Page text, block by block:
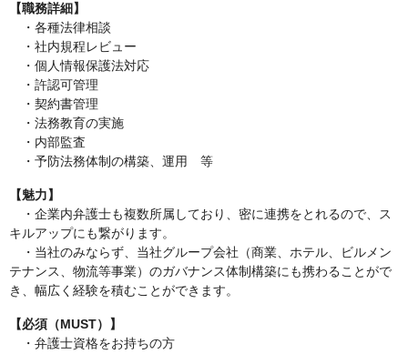
【職務詳細】
・各種法律相談
・社内規程レビュー
・個人情報保護法対応
・許認可管理
・契約書管理
・法務教育の実施
・内部監査
・予防法務体制の構築、運用 等
【魅力】
・企業内弁護士も複数所属しており、密に連携をとれるので、ス
キルアップにも繋がります。
・当社のみならず、当社グループ会社（商業、ホテル、ビルメン
テナンス、物流等事業）のガバナンス体制構築にも携わることがで
き、幅広く経験を積むことができます。
【必須（MUST）】
・弁護士資格をお持ちの方